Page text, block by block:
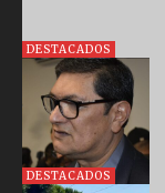
DESTACADOS
DESTACADOS